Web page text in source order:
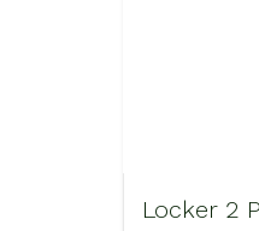
Locker 2